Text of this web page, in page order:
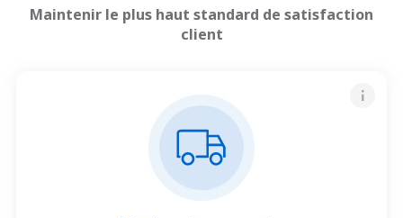
Maintenir le plus haut standard de satisfaction
client